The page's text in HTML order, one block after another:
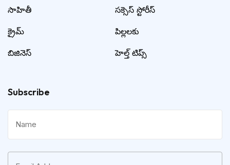
సాహితీ
క్రైమ్
బిజినెస్
సక్సెస్ స్టోరీస్
పిల్లలకు
హెల్త్ టిప్స్
Subscribe